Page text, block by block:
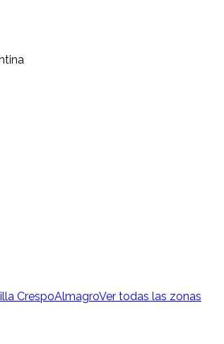
CrespoAlmagroVer todas las zonas